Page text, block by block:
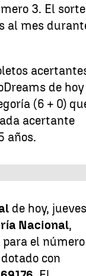
3. El
al mes
de hoy
(6 + 0)
acertante
años.
de hoy, jueves
Nacional,
para el número
con